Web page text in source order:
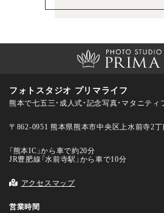
フォトスタジオ プリマライフ
熊本で七五三・成人式・記念写真・マタニティ
〒862-0951 熊本県熊本市中央区上水前寺2丁
「熊本IC」から車で約20分
JR豊肥線「水前寺駅」から車で10分
アクセスマップ
営業時間